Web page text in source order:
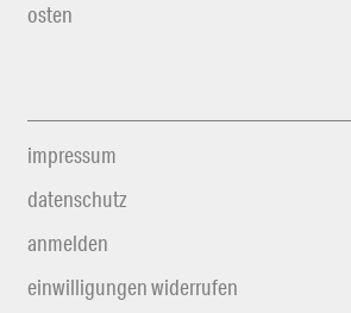
osten
impressum
datenschutz
anmelden
einwilligungen widerrufen